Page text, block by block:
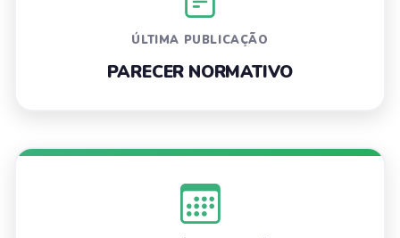
ÚLTIMA PUBLICAÇÃO
PARECER NORMATIVO